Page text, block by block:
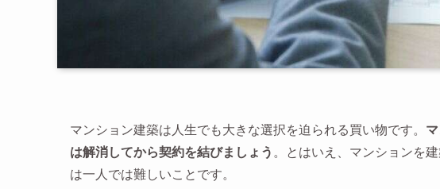
マンション建築は人生でも大きな選択を迫られる買い物です。
は解消してから契約を結びましょう 。とはいえ、マンションを
は一人では難しいことです。